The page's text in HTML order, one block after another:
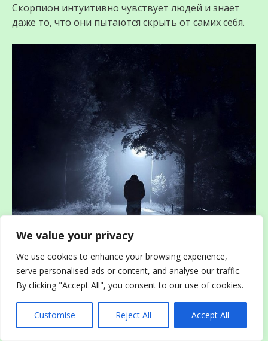
We value your privacy
We use cookies to enhance your browsing experience,
serve personalised ads or content, and analyse our traffic.
By clicking "Accept All", you consent to our use of cookies.
Customise Reject All Accept All
Скорпион интуитивно чувствует людей и знает
даже то, что они пытаются скрыть от самих себя.